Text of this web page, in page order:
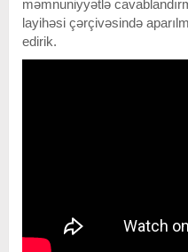
məmnuniyyətlə
layihəsi çərçivəsində
edirik.